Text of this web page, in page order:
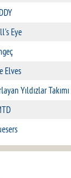
Eye
Elves
Yıldızlar Takımı